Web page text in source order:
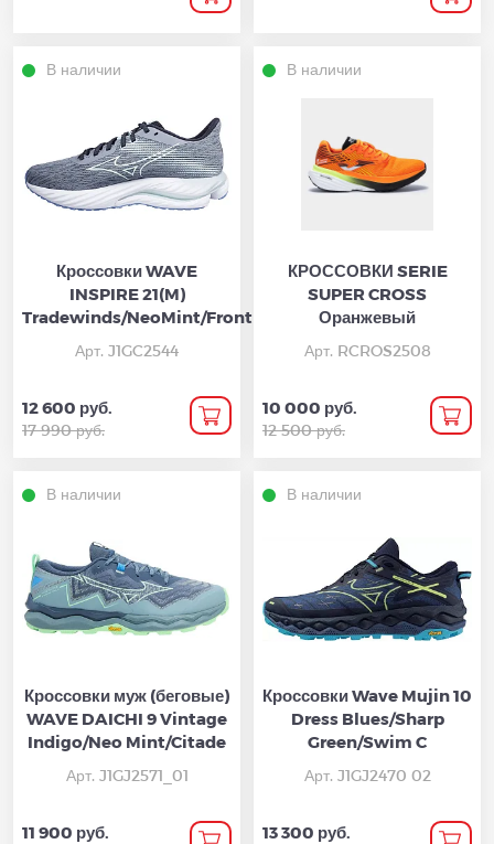
В наличии
Кроссовки WAVE
INSPIRE 21(M)
Tradewinds/NeoMint/FrontierBlu
Арт. J1GC2544
12 600 руб.
17 990 руб.
В наличии
КРОССОВКИ SERIE
SUPER CROSS
Оранжевый
Арт. RCROS2508
10 000 руб.
12 500 руб.
В наличии
Кроссовки муж (беговые)
WAVE DAICHI 9 Vintage
Indigo/Neo Mint/Citade
Арт. J1GJ2571_01
11 900 руб.
В наличии
Кроссовки Wave Mujin 10
Dress Blues/Sharp
Green/Swim C
Арт. J1GJ2470 02
13 300 руб.